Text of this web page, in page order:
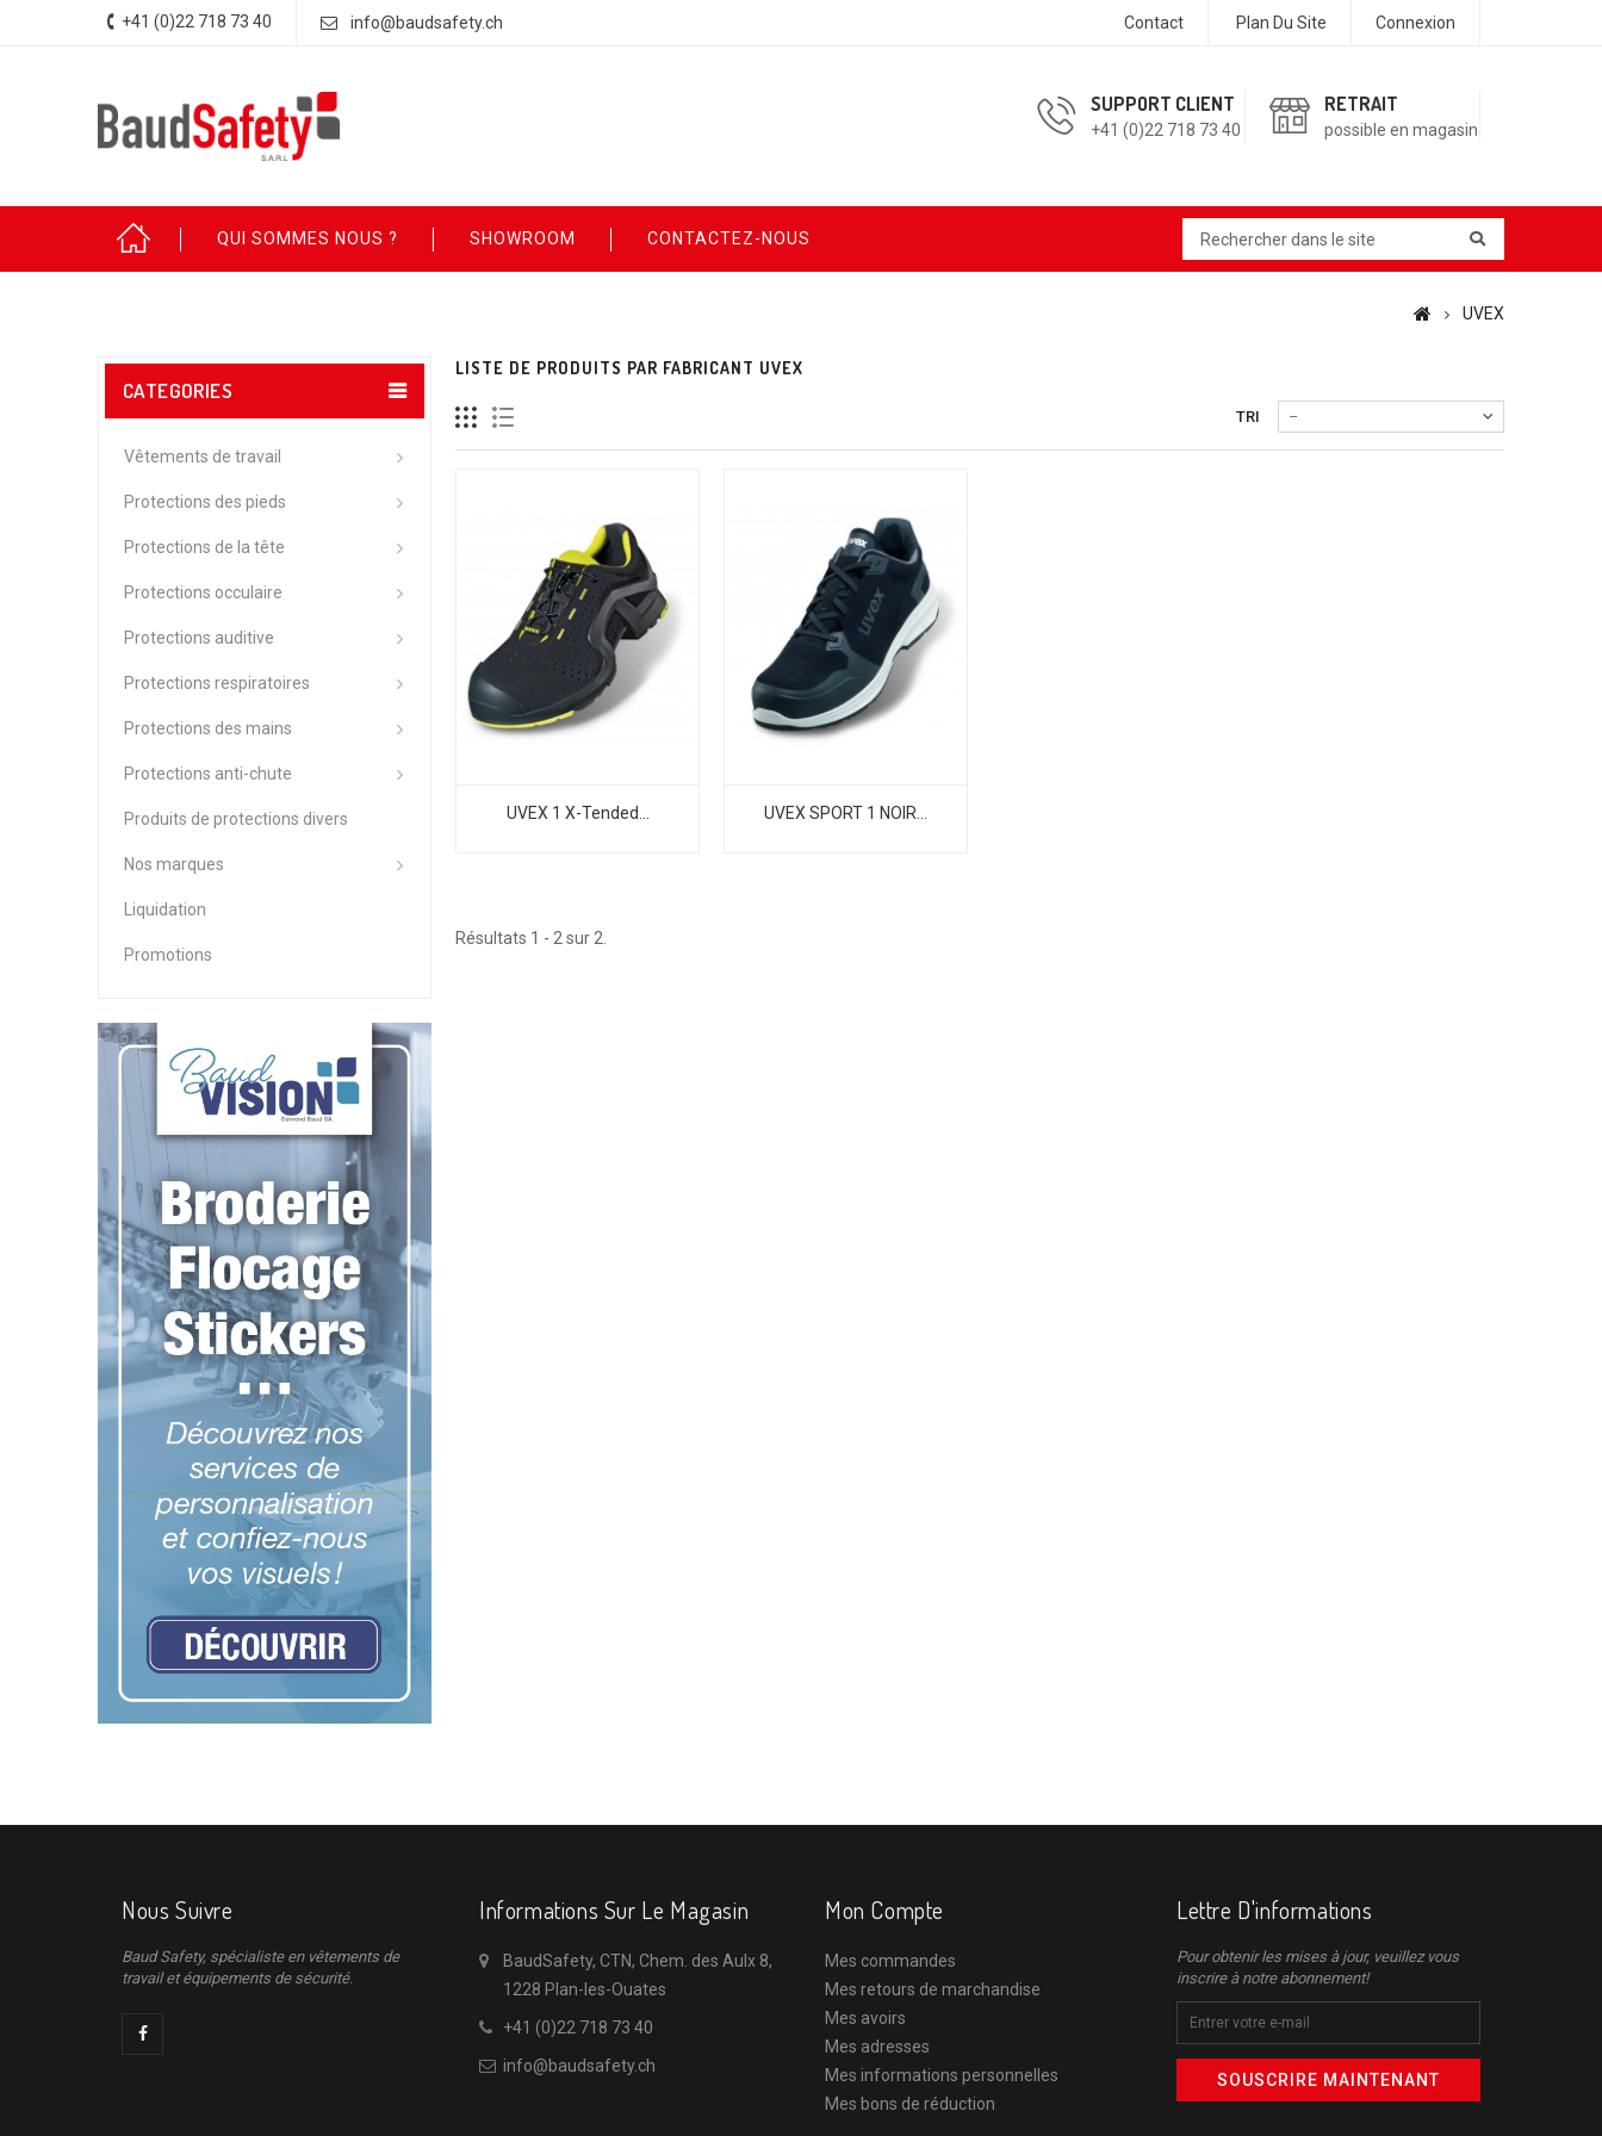
Connexion
Contact Plan Du Site
+41 (0)22 718 73 40 info@baudsafety.ch
SUPPORT CLIENT
+41 (0)22 718 73 40
RETRAIT
possible en magasin
QUI SOMMES NOUS ? SHOWROOM CONTACTEZ-NOUS
UVEX
CATEGORIES
Vêtements de travail
Protections des pieds
Protections de la tête
Protections occulaire
Protections auditive
Protections respiratoires
Protections des mains
Protections anti-chute
Produits de protections divers
Nos marques
Liquidation
Promotions
LISTE DE PRODUITS PAR FABRICANT UVEX
TRI --
UVEX 1 X-Tended... UVEX SPORT 1 NOIR...
Résultats 1 - 2 sur 2.
Nous Suivre
Baud Safety, spécialiste en vêtements de
travail et équipements de sécurité.
Informations Sur Le Magasin
BaudSafety, CTN, Chem. des Aulx 8,
1228 Plan-les-Ouates
+41 (0)22 718 73 40
info@baudsafety.ch
Mon Compte
Mes commandes
Mes retours de marchandise
Mes avoirs
Mes adresses
Mes informations personnelles
Mes bons de réduction
Lettre D'informations
Pour obtenir les mises à jour, veuillez vous
inscrire à notre abonnement!
SOUSCRIRE MAINTENANT